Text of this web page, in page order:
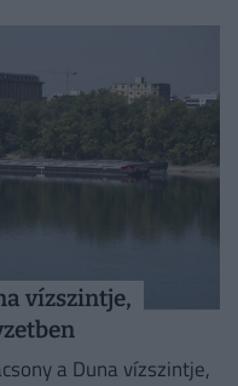
vízszintje,
a Duna vízszintje,